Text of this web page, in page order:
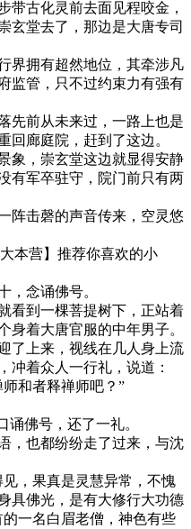
带古化灵前去面见程咬金，
玄堂去了，那边是大唐专司
界拥有超然地位，其牵涉凡
监管，只不过约束力有强有
先前从未来过，一路上也是
回廊庭院，赶到了这边。
象，崇玄堂这边就显得安静
有军卒驻守，院门前只有两
阵击磬的声音传来，空灵悠
本营】推荐你喜欢的小
，念诵佛号。
看到一棵菩提树下，正站着
身着大唐官服的中年男子。
了上来，视线在几人身上流
冲着众人一行礼，说道：
和者释禅师吧？”
诵佛号，还了一礼。
，也都纷纷走了过来，与沈
，果真是灵慧异常，不愧
具佛光，是有大修行大功德
一名白眉老僧，神色有些